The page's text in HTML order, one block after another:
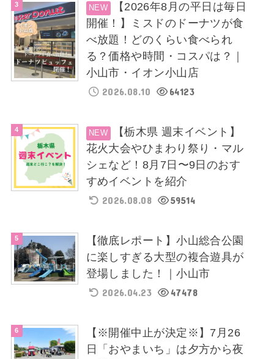
【2026年8月の平日は毎日
開催！】ミスドのドーナツが食
べ放題！どのくらい食べられ
る？価格や時間・コスパは？｜
小山市・イオン小山店
2026.08.10 64123
【栃木県 週末イベント】
花火大会やひまわり祭り・マル
シェなど！8月7日〜9日のおす
すめイベントを紹介
2026.08.08 59514
【徹底レポート】小山総合公園
に楽しすぎる大型の複合遊具が
登場しました！｜小山市
2026.04.23 47478
【※開催中止が決定※】7月26
日「おやまいち」は夕方から夜